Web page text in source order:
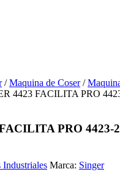
/Maquina de Coser/
4423 FACILITA PRO
PRO 4423-
Industriales Marca: Singer